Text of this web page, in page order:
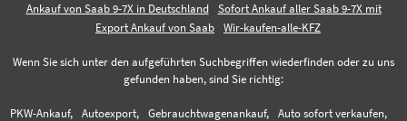
Ankauf von Saab 9-7X in Deutschland
Sofort Ankauf aller Saab 9-7X mit
Export Ankauf von Saab
Wir-kaufen-alle-KFZ
Wenn Sie sich unter den aufgeführten Suchbegriffen wiederfinden oder zu uns
gefunden haben, sind Sie richtig:
PKW-Ankauf, Autoexport, Gebrauchtwagenankauf, Auto sofort verkaufen,